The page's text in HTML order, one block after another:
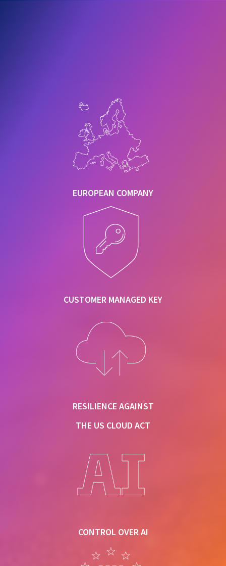
EUROPEAN COMPANY
EUROPEAN COMPANY
CUSTOMER MANAGED KEY
CUSTOMER MANAGED KEY
RESILIENCE AGAINST
THE US CLOUD ACT
RESILIENCE AGAINST THE US CLOUD ACT
CONTROL OVER AI